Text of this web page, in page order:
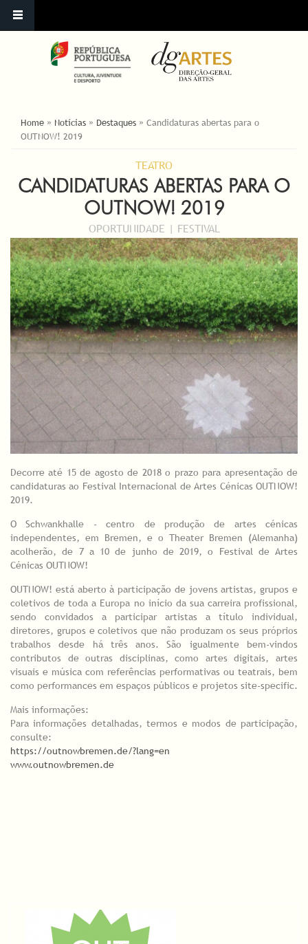
ESTÁ AQUI
Home » Notícias » Destaques » Candidaturas abertas para o
OUTNOW! 2019
TEATRO
CANDIDATURAS ABERTAS PARA O
OUTNOW! 2019
OPORTUNIDADE | FESTIVAL
Decorre até 15 de agosto de 2018 o prazo para apresentação de
candidaturas ao Festival Internacional de Artes Cénicas OUTNOW!
2019.
O Schwankhalle - centro de produção de artes cénicas
independentes, em Bremen, e o Theater Bremen (Alemanha)
acolherão, de 7 a 10 de junho de 2019, o Festival de Artes
Cénicas OUTNOW!
OUTNOW! está aberto à participação de jovens artistas, grupos e
coletivos de toda a Europa no início da sua carreira profissional,
sendo convidados a participar artistas a título individual,
diretores, grupos e coletivos que não produzam os seus próprios
trabalhos desde há três anos. São igualmente bem-vindos
contributos de outras disciplinas, como artes digitais, artes
visuais e música com referências performativas ou teatrais, bem
como performances em espaços públicos e projetos site-specific.
Mais informações:
Para informações detalhadas, termos e modos de participação,
consulte:
https://outnowbremen.de/?lang=en
www.outnowbremen.de